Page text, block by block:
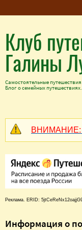
Клуб
Галины
Самостоятельные
Блог о семейных
Реклама. ERID:
Информация о